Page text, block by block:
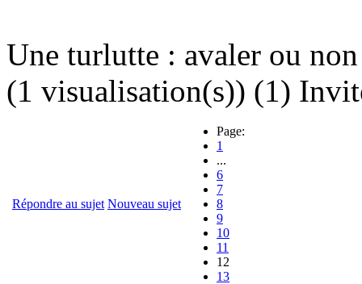
Une turlutte : avaler ou
(1 visualisation(s)) (1)
Répondre au sujet Nouveau sujet
Page:
1
...
6
7
8
9
10
11
12
13